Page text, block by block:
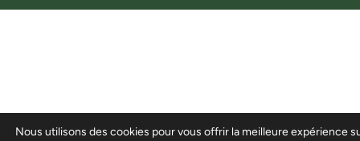
Nous utilisons des cookies pour vous offrir la meilleure expérience